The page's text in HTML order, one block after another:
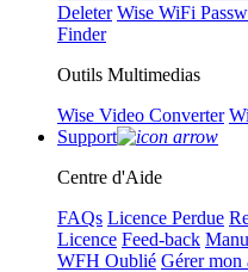
Deleter Wise WiFi
Finder
Outils Multimedias
Wise Video Converter
Support
Centre d'Aide
FAQs Licence Perdue
Licence Feed-back
WFH Oublié Gérer mon